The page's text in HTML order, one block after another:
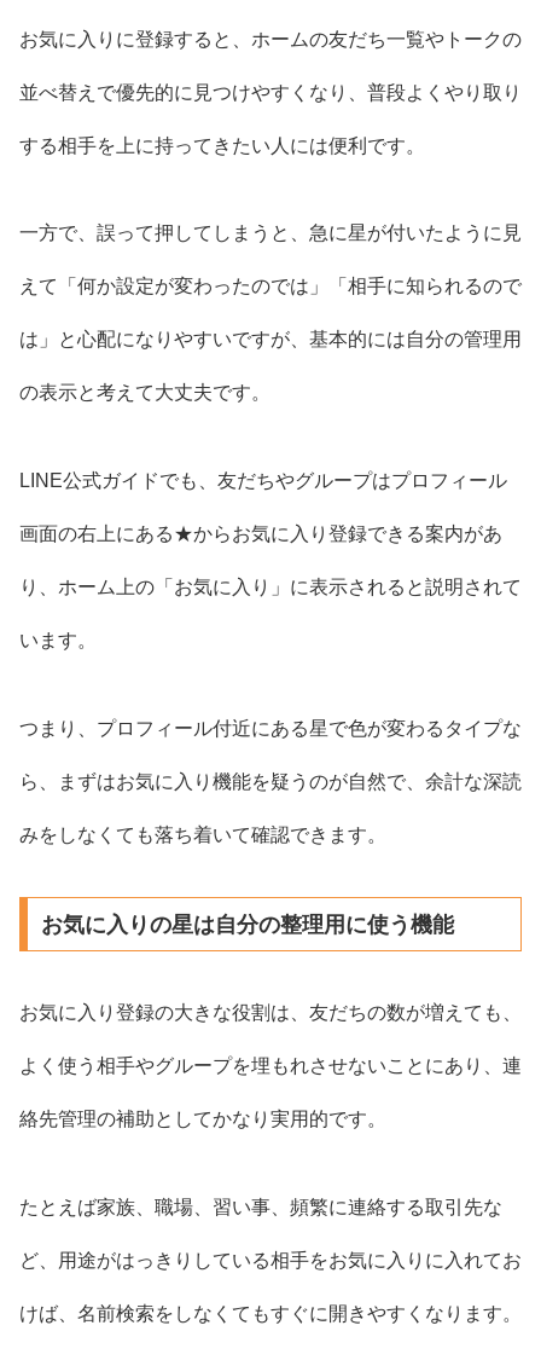
お気に入りに登録すると、ホームの友だち一覧やトークの
並べ替えで優先的に見つけやすくなり、普段よくやり取り
する相手を上に持ってきたい人には便利です。
一方で、誤って押してしまうと、急に星が付いたように見
えて「何か設定が変わったのでは」「相手に知られるので
は」と心配になりやすいですが、基本的には自分の管理用
の表示と考えて大丈夫です。
LINE公式ガイドでも、友だちやグループはプロフィール
画面の右上にある★からお気に入り登録できる案内があ
り、ホーム上の「お気に入り」に表示されると説明されて
います。
つまり、プロフィール付近にある星で色が変わるタイプな
ら、まずはお気に入り機能を疑うのが自然で、余計な深読
みをしなくても落ち着いて確認できます。
お気に入りの星は自分の整理用に使う機能
お気に入り登録の大きな役割は、友だちの数が増えても、
よく使う相手やグループを埋もれさせないことにあり、連
絡先管理の補助としてかなり実用的です。
たとえば家族、職場、習い事、頻繁に連絡する取引先な
ど、用途がはっきりしている相手をお気に入りに入れてお
けば、名前検索をしなくてもすぐに開きやすくなります。